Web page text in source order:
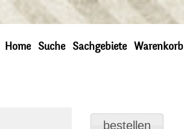
Home Suche Sachgebiete Warenkorb